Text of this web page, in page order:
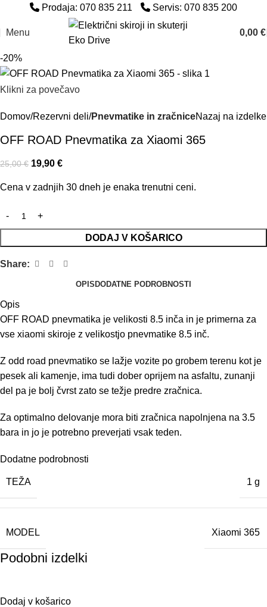
Prodaja: 070 835 211 Servis: 070 835 200
Menu 0,00 €
-20%
Klikni za povečavo
Domov Rezervni deli Pnevmatike in zračniceNazaj na izdelke
OFF ROAD Pnevmatika za Xiaomi 365
25,00€ 19,90 €
Cena v zadnjih 30 dneh je enaka trenutni ceni.
DODAJ V KOŠARICO
Share:
OPIS DODATNE PODROBNOSTI
Opis
OFF ROAD pnevmatika je velikosti 8.5 inča in je primerna za
vse xiaomi skiroje z velikostjo pnevmatike 8.5 inč.
Z odd road pnevmatiko se lažje vozite po grobem terenu kot je
pesek ali kamenje, ima tudi dober oprijem na asfaltu, zunanji
del pa je bolj čvrst zato se težje predre zračnica.
Za optimalno delovanje mora biti zračnica napolnjena na 3.5
bara in jo je potrebno preverjati vsak teden.
Dodatne podrobnosti
TEŽA 1 g
MODEL Xiaomi 365
Podobni izdelki
Dodaj v košarico